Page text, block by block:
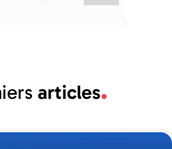
articles